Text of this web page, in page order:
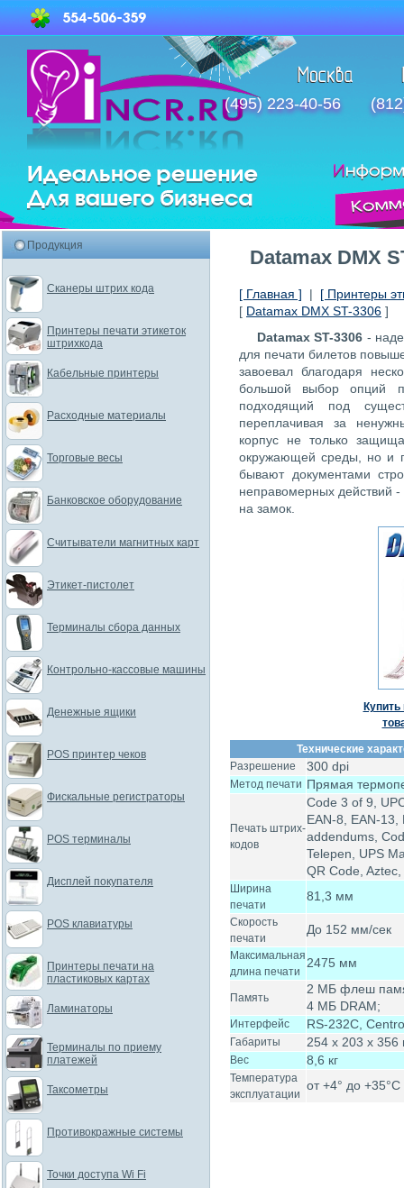
(495) 223-40-56
Datamax DMX
[ Главная ] | [ Принтеры
[ Datamax DMX ST-3306 ]
Datamax ST-3306 -
для печати билетов
завоевал благодаря
большой выбор опций
подходящий под
переплачивая за
корпус не только
окружающей среды, но и
бывают документами
неправомерных действий -
на замок.
Технические
Разрешение
300 dpi
Метод печати Прямая
Печать штрих-
кодов
Code 3 of 9,
EAN-8, EAN-13,
addendums,
Telepen, UPS
QR Code,
Ширина
печати
81,3 мм
Скорость
печати
До 152 мм/сек
Максимальная
длина печати
2475 мм
Память
2 МБ флеш
4 МБ DRAM;
Интерфейс RS-232C,
Габариты 254 x 203 x
Вес 8,6 кг
Температура
эксплуатации
от +4° до +35°C
Продукция
Сканеры штрих кода
Принтеры печати этикеток
штрихкода
Кабельные принтеры
Расходные материалы
Торговые весы
Банковское оборудование
Считыватели магнитных карт
Этикет-пистолет
Терминалы сбора данных
Контрольно-кассовые машины
Денежные ящики
POS принтер чеков
Фискальные регистраторы
POS терминалы
Дисплей покупателя
POS клавиатуры
Принтеры печати на
пластиковых картах
Ламинаторы
Терминалы по приему
платежей
Таксометры
Противокражные системы
Точки доступа Wi Fi